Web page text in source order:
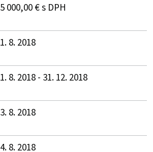
5 000,00 € s DPH
1. 8. 2018
1. 8. 2018 - 31. 12. 2018
3. 8. 2018
4. 8. 2018